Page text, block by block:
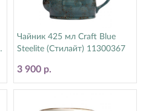
Чайник 425 мл Craft Blue
Steelite (Стилайт) 11300367
3 900 р.